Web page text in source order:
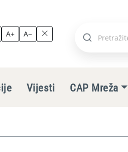
A+ A−
Pretraži
Vijesti CAP Mreža